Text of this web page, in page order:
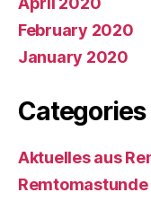
February 2020
January 2020
Categories
Aktuelles aus
Remtomastunde